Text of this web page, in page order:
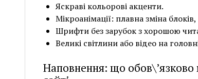
Яскраві кольорові акценти.
Мікроанімації: плавна зміна
Шрифти без зарубок з хорошою
Великі світлини або відео на
Наповнення: що обов\’язково